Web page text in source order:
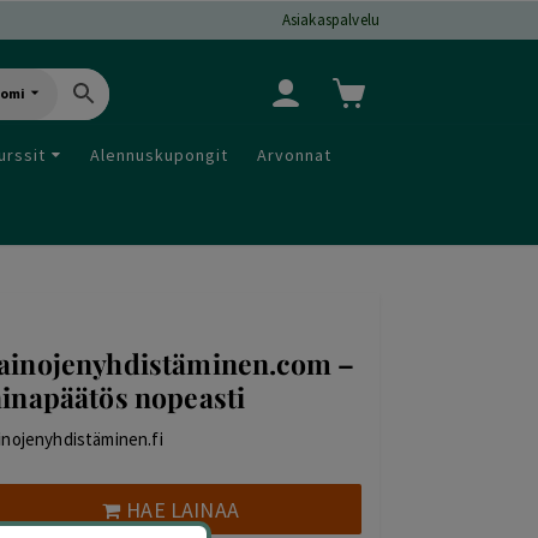
Asiakaspalvelu
Alennuskupongit Arvonnat
–
nopeasti
HAE LAINAA